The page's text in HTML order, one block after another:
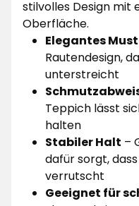
stilvolles Design mit
Oberfläche.
Elegantes
Rautendesign,
unterstreicht
Teppich lässt
halten
Stabiler Halt –
dafür sorgt,
verrutscht
Geeignet für